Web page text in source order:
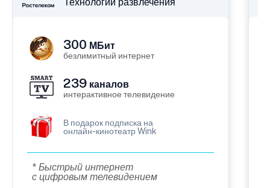
300 МБит
безлимитный интернет
239 каналов
интерактивное телевидение
В подарок подписка на
онлайн-кинотеатр Wink
* Быстрый интернет
с цифровым телевидением